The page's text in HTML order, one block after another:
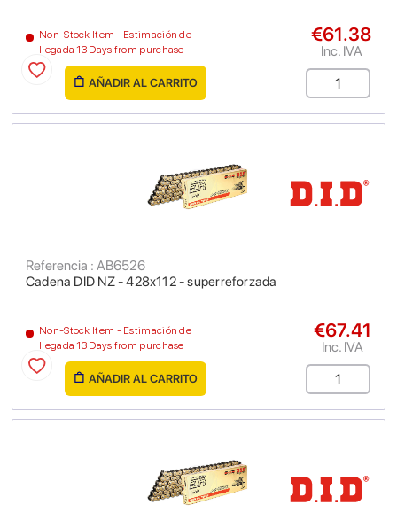
Non-Stock Item - Estimación de
llegada 13 Days from purchase
€61.38
Inc. IVA
AÑADIR AL CARRITO
Cadena DID NZ - 428x112 - superreforzada
Referencia : AB6526
Non-Stock Item - Estimación de
llegada 13 Days from purchase
€67.41
Inc. IVA
AÑADIR AL CARRITO